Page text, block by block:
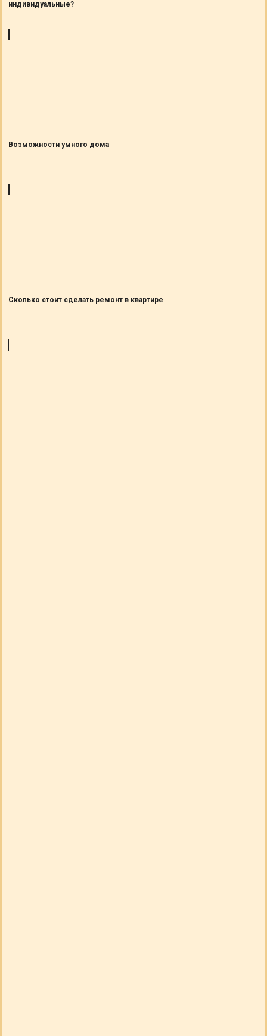
индивидуальные?
Возможности умного дома
Сколько стоит сделать ремонт в квартире